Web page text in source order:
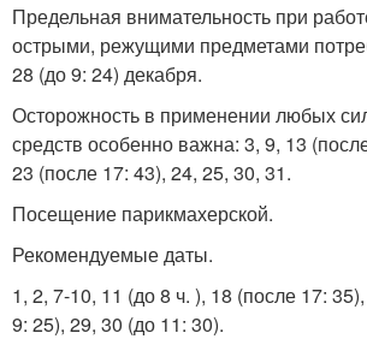
Предельная внимательность при
острыми, режущими предметами
28 (до 9: 24) декабря.
Осторожность в применении любых
средств особенно важна: 3, 9, 13
23 (после 17: 43), 24, 25, 30, 31.
Посещение парикмахерской.
Рекомендуемые даты.
1, 2, 7-10, 11 (до 8 ч. ), 18 (после 17:
9: 25), 29, 30 (до 11: 30).